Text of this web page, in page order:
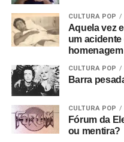
CULTURA POP
Aquela vez
um
homenagem
CULTURA POP
Barra
CULTURA POP
Fórum da
ou mentira?